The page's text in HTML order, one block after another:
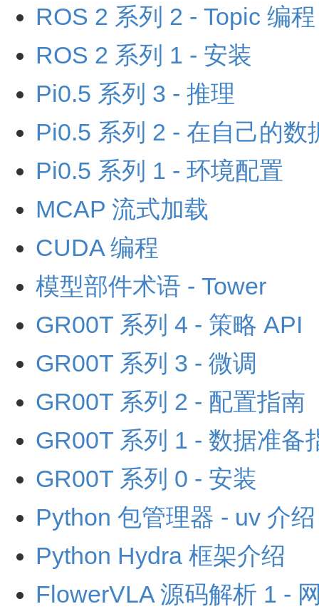
ROS 2 系列 2 - Topic 编程
ROS 2 系列 1 - 安装
Pi0.5 系列 3 - 推理
Pi0.5 系列 2 - 在自己的数
Pi0.5 系列 1 - 环境配置
MCAP 流式加载
CUDA 编程
模型部件术语 - Tower
GR00T 系列 4 - 策略 API
GR00T 系列 3 - 微调
GR00T 系列 2 - 配置指南
GR00T 系列 1 - 数据准备
GR00T 系列 0 - 安装
Python 包管理器 - uv 介绍
Python Hydra 框架介绍
FlowerVLA 源码解析 1 -